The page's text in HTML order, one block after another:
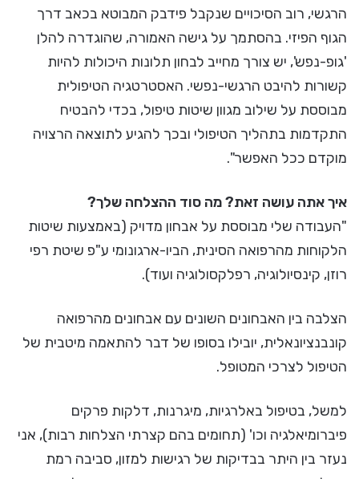
הרגשי, רוב הסיכויים שנקבל פידבק המבוטא בכאב דרך
הגוף הפיזי. בהסתמך על גישה האמורה, שהוגדרה להלן
'גופ-נפש', יש צורך מחייב לבחון תלונות היכולות להיות
קשורות להיבט הרגשי-נפשי. האסטרטגיה הטיפולית
מבוססת על שילוב מגוון שיטות טיפול, בכדי להבטיח
התקדמות בתהליך הטיפולי ובכך להגיע לתוצאה הרצויה
מוקדם ככל האפשר".
איך אתה עושה זאת? מה סוד ההצלחה שלך?
"העבודה שלי מבוססת על אבחון מדויק (באמצעות שיטות
הלקוחות מהרפואה הסינית, הביו-ארגונומי ע"פ שיטת רפי
רוזן, קינסיולוגיה, רפלקסולוגיה ועוד).
הצלבה בין האבחונים השונים עם אבחונים מהרפואה
קונבנציונאלית, יובילו בסופו של דבר להתאמה מיטבית של
הטיפול לצרכי המטופל.
למשל, בטיפול באלרגיות, מיגרנות, דלקות פרקים
פיברומיאלגיה וכו' (תחומים בהם קצרתי הצלחות רבות), אני
נעזר בין היתר בבדיקות של רגישות למזון, סביבה רמת